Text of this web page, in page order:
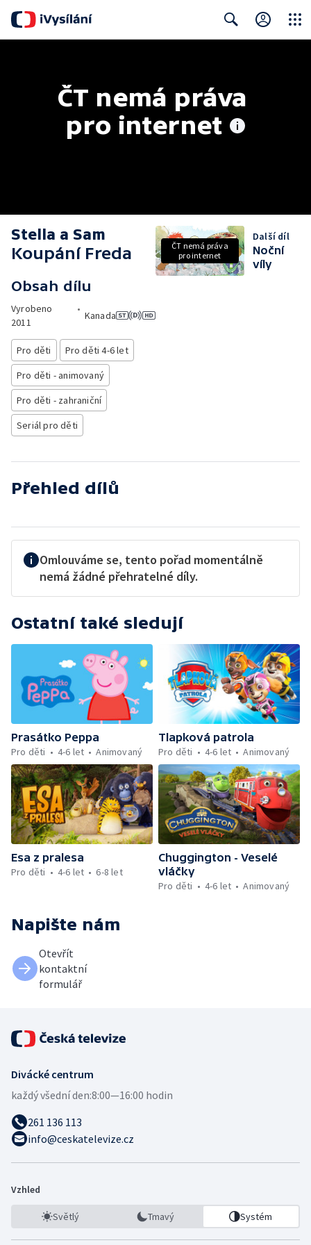
ČT nemá práva
pro internet
Stella a Sam
Koupání Freda
Obsah dílu
Vyrobeno
2011
•
Kanada
Pro děti
Pro děti 4-6 let
Pro děti - animovaný
Pro děti - zahraniční
Seriál pro děti
ČT nemá práva
pro internet
Další díl
Noční
víly
Přehled dílů
Omlouváme se, tento pořad momentálně
nemá žádné přehratelné díly.
Ostatní také sledují
Prasátko Peppa
Pro děti
4-6 let Animovaný
Tlapková patrola
Pro děti
4-6 let Animovaný
Esa z pralesa
Pro děti
4-6 let 6-8 let
Chuggington - Veselé
vláčky
Pro děti
4-6 let Animovaný
Napište nám
Otevřít
kontaktní
formulář
Divácké centrum
každý všední den:8:00—16:00 hodin
261 136 113
info@ceskatelevize.cz
Vzhled
Světlý Tmavý Systém